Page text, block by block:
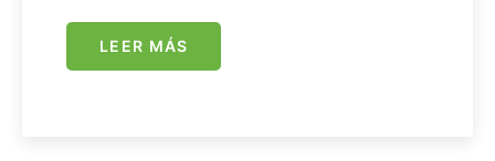
LEER MÁS